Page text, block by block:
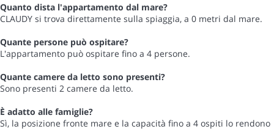
Quanto dista l'appartamento dal mare?
CLAUDY si trova direttamente sulla spiaggia, a 0 metri dal mare.
Quante persone può ospitare?
L'appartamento può ospitare fino a 4 persone.
Quante camere da letto sono presenti?
Sono presenti 2 camere da letto.
È adatto alle famiglie?
Sì, la posizione fronte mare e la capacità fino a 4 ospiti lo rendono